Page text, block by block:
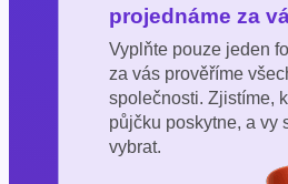
projednáme za
Vyplňte pouze jeden
za vás prověříme
společnosti. Zjistíme,
půjčku poskytne, a vy
vybrat.